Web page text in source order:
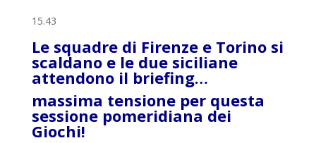
15.43
Le squadre di Firenze e Torino si
scaldano e le due siciliane
attendono il briefing…
massima tensione per questa
sessione pomeridiana dei
Giochi!